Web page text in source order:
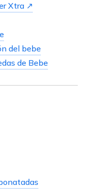
Xtra ↗
del bebe
de Bebe